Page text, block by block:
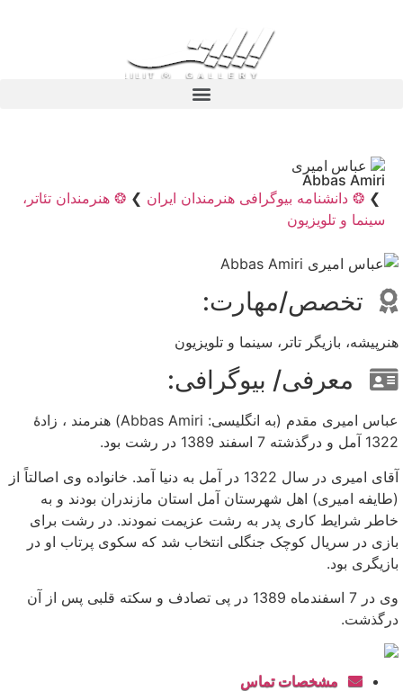
عباس امیری
Abbas Amiri
❯ ❂ دانشنامه بیوگرافی هنرمندان ایران ❯ ❂ هنرمندان تئاتر،
سینما و تلویزیون
تخصص/مهارت:
هنرپیشه، بازیگر تاتر، سینما و تلویزیون
معرفی/ بیوگرافی:
عباس امیری مقدم (به انگلیسی: Abbas Amiri) هنرمند ، زادهٔ
1322 آمل و درگذشته 7 اسفند 1389 در رشت بود.
آقای امیری در سال 1322 در آمل به دنیا آمد. خانواده وی اصالتاً از
(طایفه امیری) اهل شهرستان آمل استان مازندران بودند و به
خاطر شرایط کاری پدر به رشت عزیمت نمودند. در رشت برای
بازی در سریال کوچک جنگلی انتخاب شد که سکوی پرتاب او در
بازیگری بود.
وی در 7 اسفندماه 1389 در پی تصادف و سکته قلبی پس از آن
درگذشت.
مشخصات تماس